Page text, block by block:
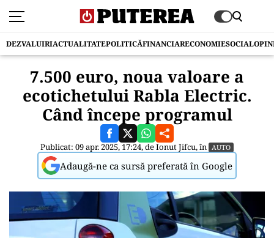
DEZVALUIRIACTUALITATEPOLITICĂFINANCIARECONOMIESOCIAL
7.500 euro, noua valoare a
ecotichetului Rabla Electric.
Când începe programul
Publicat: 09 apr. 2025, 17:24, deIonut Jifcu, în AUTO
Adaugă-ne ca sursă preferată în Google